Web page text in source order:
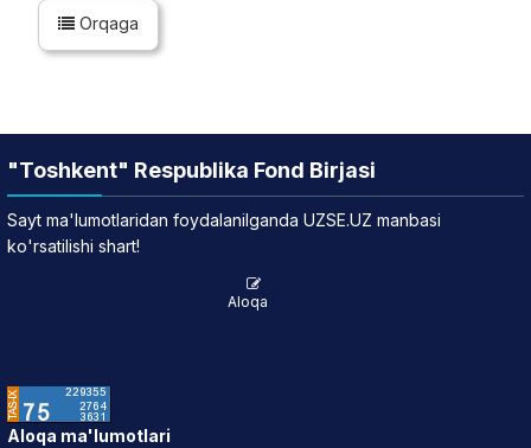
Orqaga
"Toshkent" Respublika Fond Birjasi
Sayt ma'lumotlaridan foydalanilganda UZSE.UZ manbasi
ko'rsatilishi shart!
Aloqa
Aloqa ma'lumotlari